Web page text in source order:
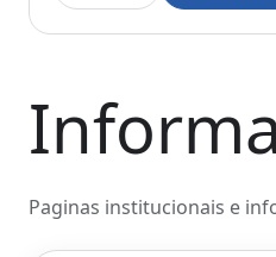
Paginas institucionais e